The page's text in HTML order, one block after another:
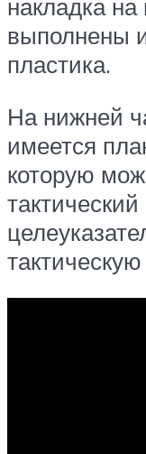
накладка на
выполнены
пластика.
На нижней
имеется
которую
тактическую